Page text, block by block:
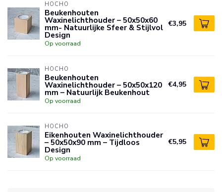
HOCHO
Beukenhouten
Waxinelichthouder – 50x50x60
mm- Natuurlijke Sfeer & Stijlvol
Design
Op voorraad
€3,95
HOCHO
Beukenhouten
Waxinelichthouder – 50x50x120
mm – Natuurlijk Beukenhout
Op voorraad
€4,95
HOCHO
Eikenhouten Waxinelichthouder
– 50x50x90 mm – Tijdloos
Design
Op voorraad
€5,95